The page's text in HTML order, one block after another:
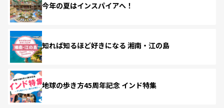
今年の夏はインスパイアへ！
知れば知るほど好きになる 湘南・江の島
地球の歩き方45周年記念 インド特集